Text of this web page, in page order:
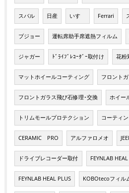
スバル 日産 いすゞ Ferrari
プジョー 運転席助手席遮熱フィルム
ジャガー ﾄﾞﾗｲﾌﾞﾚｺｰﾀﾞｰ取付け 花粉
マットホイールコーティング フロント
フロントガラス飛び石修理･交換 ホイー
トリムモールプロテクション コーティ
CERAMIC PRO アルファロメオ
ドライブレコーダー取付 FEYNLAB
FEYNLAB HEAL PLUS KOBOtecoフィル